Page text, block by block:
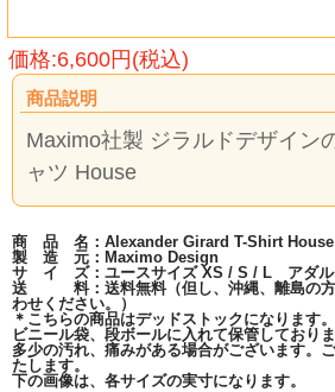
価格:6,600円(税込)
商品説明
Maximo社製 ジラルドデザイン
ャツ House
商 品 名：Alexander Girard T-Shirt House
製 造 元：Maximo Design
サ イ ズ：ユースサイズ XS / S / L アダル
送 料：送料無料（但し、沖縄、離島の方
わせください。）
＊こちらの商品はデッドストックになります。
ビニール袋、段ボールに入れて保管しておりま
多少の汚れ、痛みがある場合がございます。
たします。
下の画像は、各サイズの実寸になります。